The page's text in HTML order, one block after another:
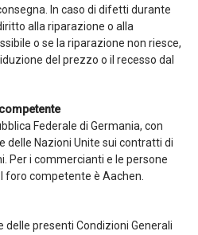
In caso di difetti durante
alla riparazione o alla
o se la riparazione non riesce,
del prezzo o il recesso dal
Federale di Germania, con
delle Nazioni Unite sui contratti di
Per i commercianti e le persone
foro competente è Aachen.
delle presenti Condizioni Generali